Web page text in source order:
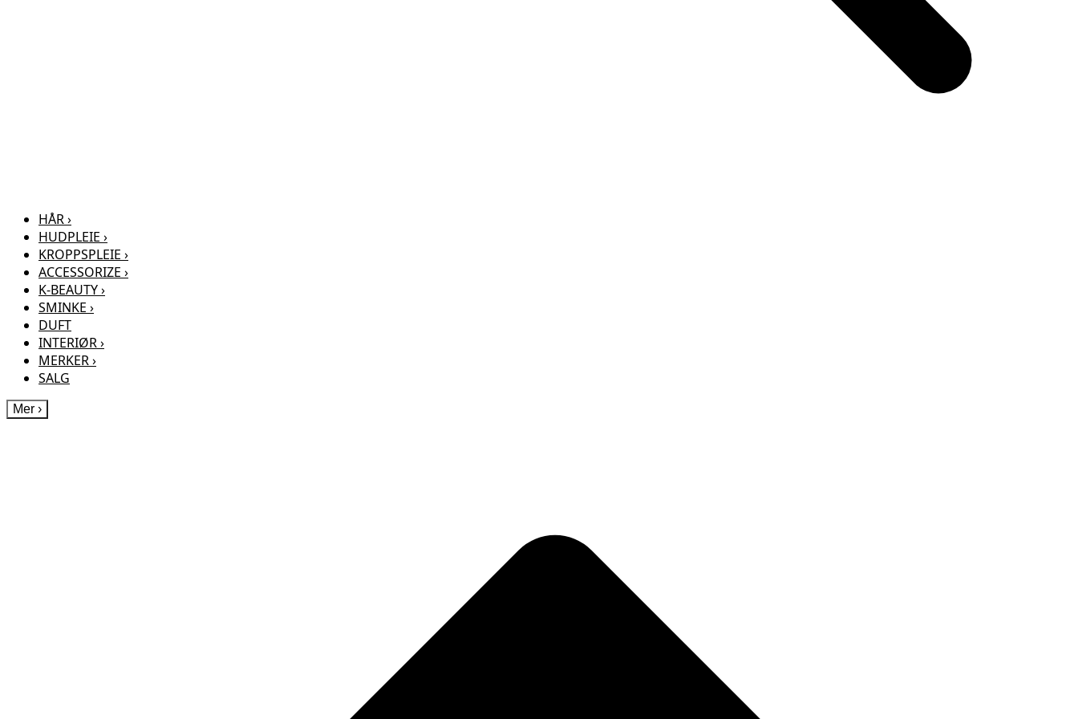
HÅR›
HUDPLEIE ›
KROPPSPLEIE ›
ACCESSORIZE ›
K-BEAUTY›
SMINKE ›
DUFT
INTERIØR›
MERKER›
SALG
Mer ›